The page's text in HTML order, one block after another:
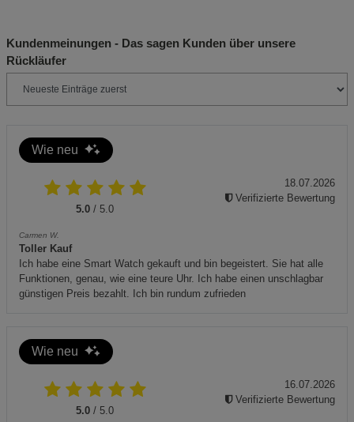
Stellen Sie sicher, dass die Betriebsspannung (220–240
V) mit der örtlichen Stromversorgung übereinstimmt.
Das Gerät nur auf einer stabilen und hitzebeständigen
Den Wasserkocher niemals in Wasser oder andere
Außerhalb der Reichweite von Kindern aufbewahren.
Lebensdauer des Geräts zu verlängern.
Zusätzliche Hinweise:
- Dieses Produkt enthält keine gefährlichen Stoffe gemäß
- Entsorgen Sie dieses Produkt umweltgerecht, indem Sie
es bei einer autorisierten Recyclingstelle abgeben.
- Bitte beachten Sie die Bedienungsanleitung für weitere
Kundenmeinungen - Das sagen Kunden über unsere
Rückläufer
Wie neu
5.0 / 5.0
Carmen W.
Toller Kauf
Ich habe eine Smart Watch gekauft und bin begeistert. Sie hat alle
Funktionen, genau, wie eine teure Uhr. Ich habe einen unschlagbar
günstigen Preis bezahlt. Ich bin rundum zufrieden
18.07.2026
Verifizierte Bewertung
Wie neu
5.0 / 5.0
16.07.2026
Verifizierte Bewertung